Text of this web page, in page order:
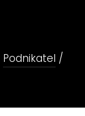
Podnikatel /